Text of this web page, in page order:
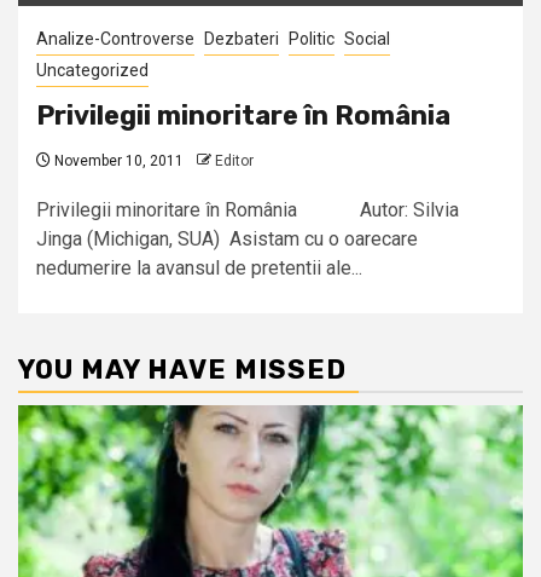
Analize-Controverse Dezbateri Politic Social
Uncategorized
Privilegii minoritare în România
November 10, 2011 Editor
Privilegii minoritare în România Autor: Silvia
Jinga (Michigan, SUA) Asistam cu o oarecare
nedumerire la avansul de pretentii ale...
YOU MAY HAVE MISSED